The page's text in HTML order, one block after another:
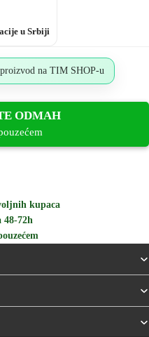
u Srbiji
na TIM SHOP-u
ODMAH
kupaca
72h